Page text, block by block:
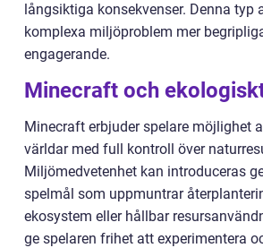
långsiktiga konsekvenser. Denna typ
komplexa miljöproblem mer
engagerande.
Minecraft och
Minecraft erbjuder spelare möjlighet
världar med full kontroll över
Miljömedvetenhet kan introduceras
spelmål som uppmuntrar
ekosystem eller hållbar
ge spelaren frihet att experimentera